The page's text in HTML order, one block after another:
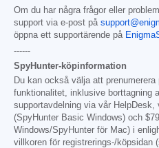
Om du har några frågor eller
support via e-post på
öppna ett supportärende på
------
SpyHunter-köpinformation
Du kan också välja att prenumerera
funktionalitet, inklusive borttagning
supportavdelning via vår HelpDesk,
(SpyHunter Basic Windows) och
Windows/SpyHunter för Mac) i
villkoren för registrerings-/köpsidan